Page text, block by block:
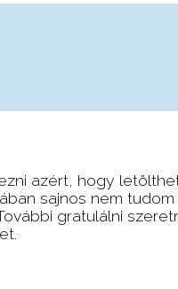
azért, hogy
sajnos nem tudom
gratulálni